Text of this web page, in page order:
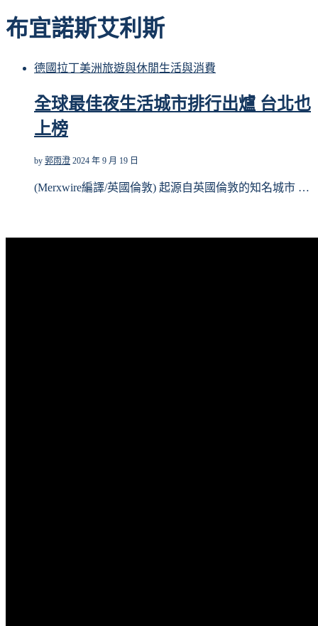
布宜諾斯艾利斯
德國拉丁美洲旅遊與休閒生活與消費
全球最佳夜生活城市排行出爐 台北也
上榜
by 郭雨澄 2024 年 9 月 19 日
(Merxwire編譯/英國倫敦) 起源自英國倫敦的知名城市 …